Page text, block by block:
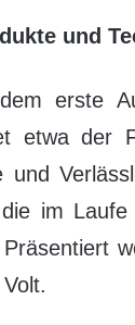
und
erste
etwa der
und
im